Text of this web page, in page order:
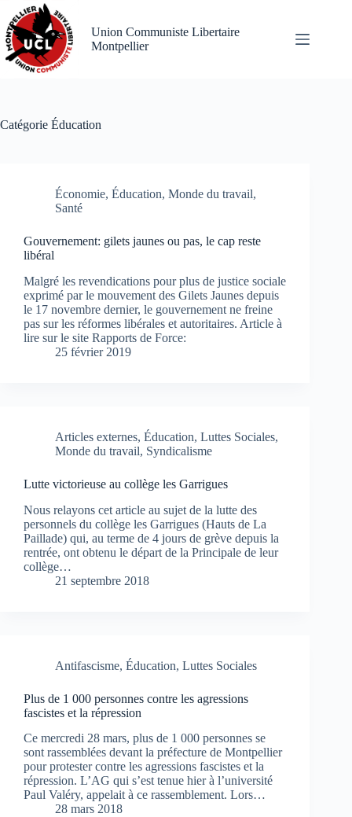
Passer
au
contenu
Union Communiste Libertaire
Montpellier
Catégorie Éducation
Économie, Éducation, Monde du travail,
Santé
Gouvernement: gilets jaunes ou pas, le cap reste
libéral
Malgré les revendications pour plus de justice sociale
exprimé par le mouvement des Gilets Jaunes depuis
le 17 novembre dernier, le gouvernement ne freine
pas sur les réformes libérales et autoritaires. Article à
lire sur le site Rapports de Force:
25 février 2019
Articles externes, Éducation, Luttes Sociales,
Monde du travail, Syndicalisme
Lutte victorieuse au collège les Garrigues
Nous relayons cet article au sujet de la lutte des
personnels du collège les Garrigues (Hauts de La
Paillade) qui, au terme de 4 jours de grève depuis la
rentrée, ont obtenu le départ de la Principale de leur
collège…
21 septembre 2018
Antifascisme, Éducation, Luttes Sociales
Plus de 1 000 personnes contre les agressions
fascistes et la répression
Ce mercredi 28 mars, plus de 1 000 personnes se
sont rassemblées devant la préfecture de Montpellier
pour protester contre les agressions fascistes et la
répression. L’AG qui s’est tenue hier à l’université
Paul Valéry, appelait à ce rassemblement. Lors…
28 mars 2018